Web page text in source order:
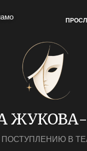
ПОСТУПЛЕНИЮ В